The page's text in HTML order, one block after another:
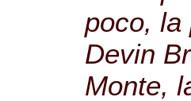
poco, la
Devin
Monte,